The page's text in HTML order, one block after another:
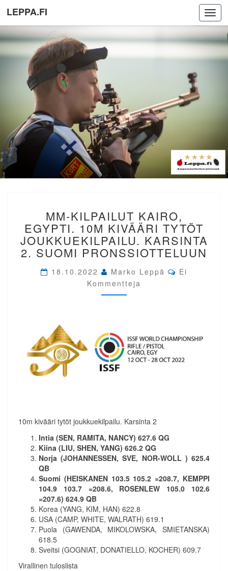
LEPPA.FI
KILPAILUT
KAIRO,
EGYPTI.
10M
KIVÄÄRI
JOUKKUEKILPAILU.
KARSINTA
2.
MM-KILPAILUT KAIRO,
EGYPTI. 10M KIVÄÄRI TYTÖT
JOUKKUEKILPAILU. KARSINTA
2. SUOMI PRONSSIOTTELUUN
18.10.2022 Marko Leppä Comments
Ei
Kommentteja
10m kivääri tytöt joukkuekilpailu. Karsinta 2
Intia (SEN, RAMITA, NANCY) 627.6 QG
Kiina (LIU, SHEN, YANG) 626.2 QG
Norja (JOHANNESSEN, SVE, NOR-WOLL ) 625.4
QB
Suomi (HEISKANEN 103.5 105.2 =208.7, KEMPPI
104.9 103.7 =208.6, ROSENLEW 105.0 102.6
=207.6) 624.9 QB
Korea (YANG, KIM, HAN) 622.8
USA (CAMP, WHITE, WALRATH) 619.1
Puola (GAWENDA, MIKOLOWSKA, SMIETANSKA)
618.5
Sveitsi (GOGNIAT, DONATIELLO, KOCHER) 609.7
Virallinen tuloslista